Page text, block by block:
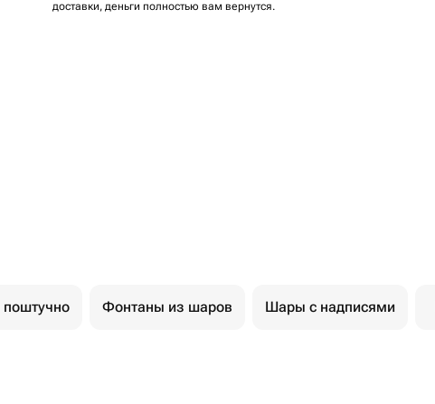
доставки, деньги полностью вам вернутся.
Фонтаны из шаров Шары с надписями